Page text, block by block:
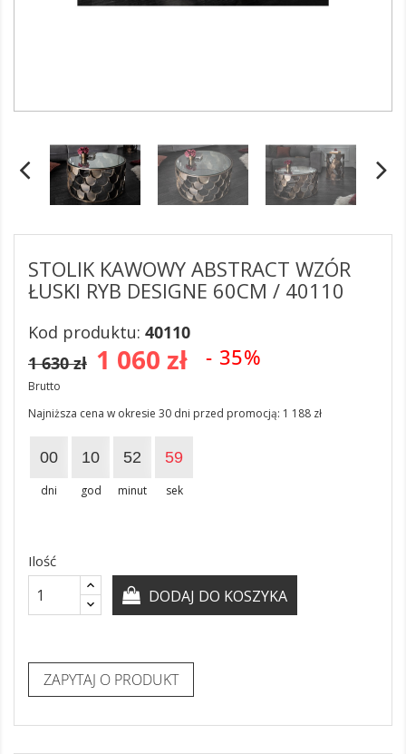
STOLIK KAWOWY ABSTRACT WZÓR
ŁUSKI RYB DESIGNE 60CM / 40110
Kod produktu: 40110
1 060 zł - 35%
1 630 zł
Brutto
Najniższa cena w okresie 30 dni przed promocją: 1 188 zł
00
dni
10
god
52
minut
58
sek
Ilość
DODAJ DO KOSZYKA
ZAPYTAJ O PRODUKT